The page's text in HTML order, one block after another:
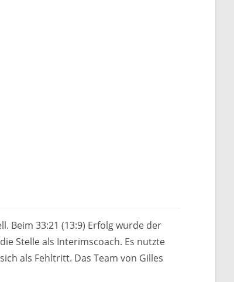
Beim 33:21 (13:9) Erfolg wurde der
Stelle als Interimscoach. Es nutzte
als Fehltritt. Das Team von Gilles